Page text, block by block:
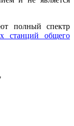
полный спектр
станций общего